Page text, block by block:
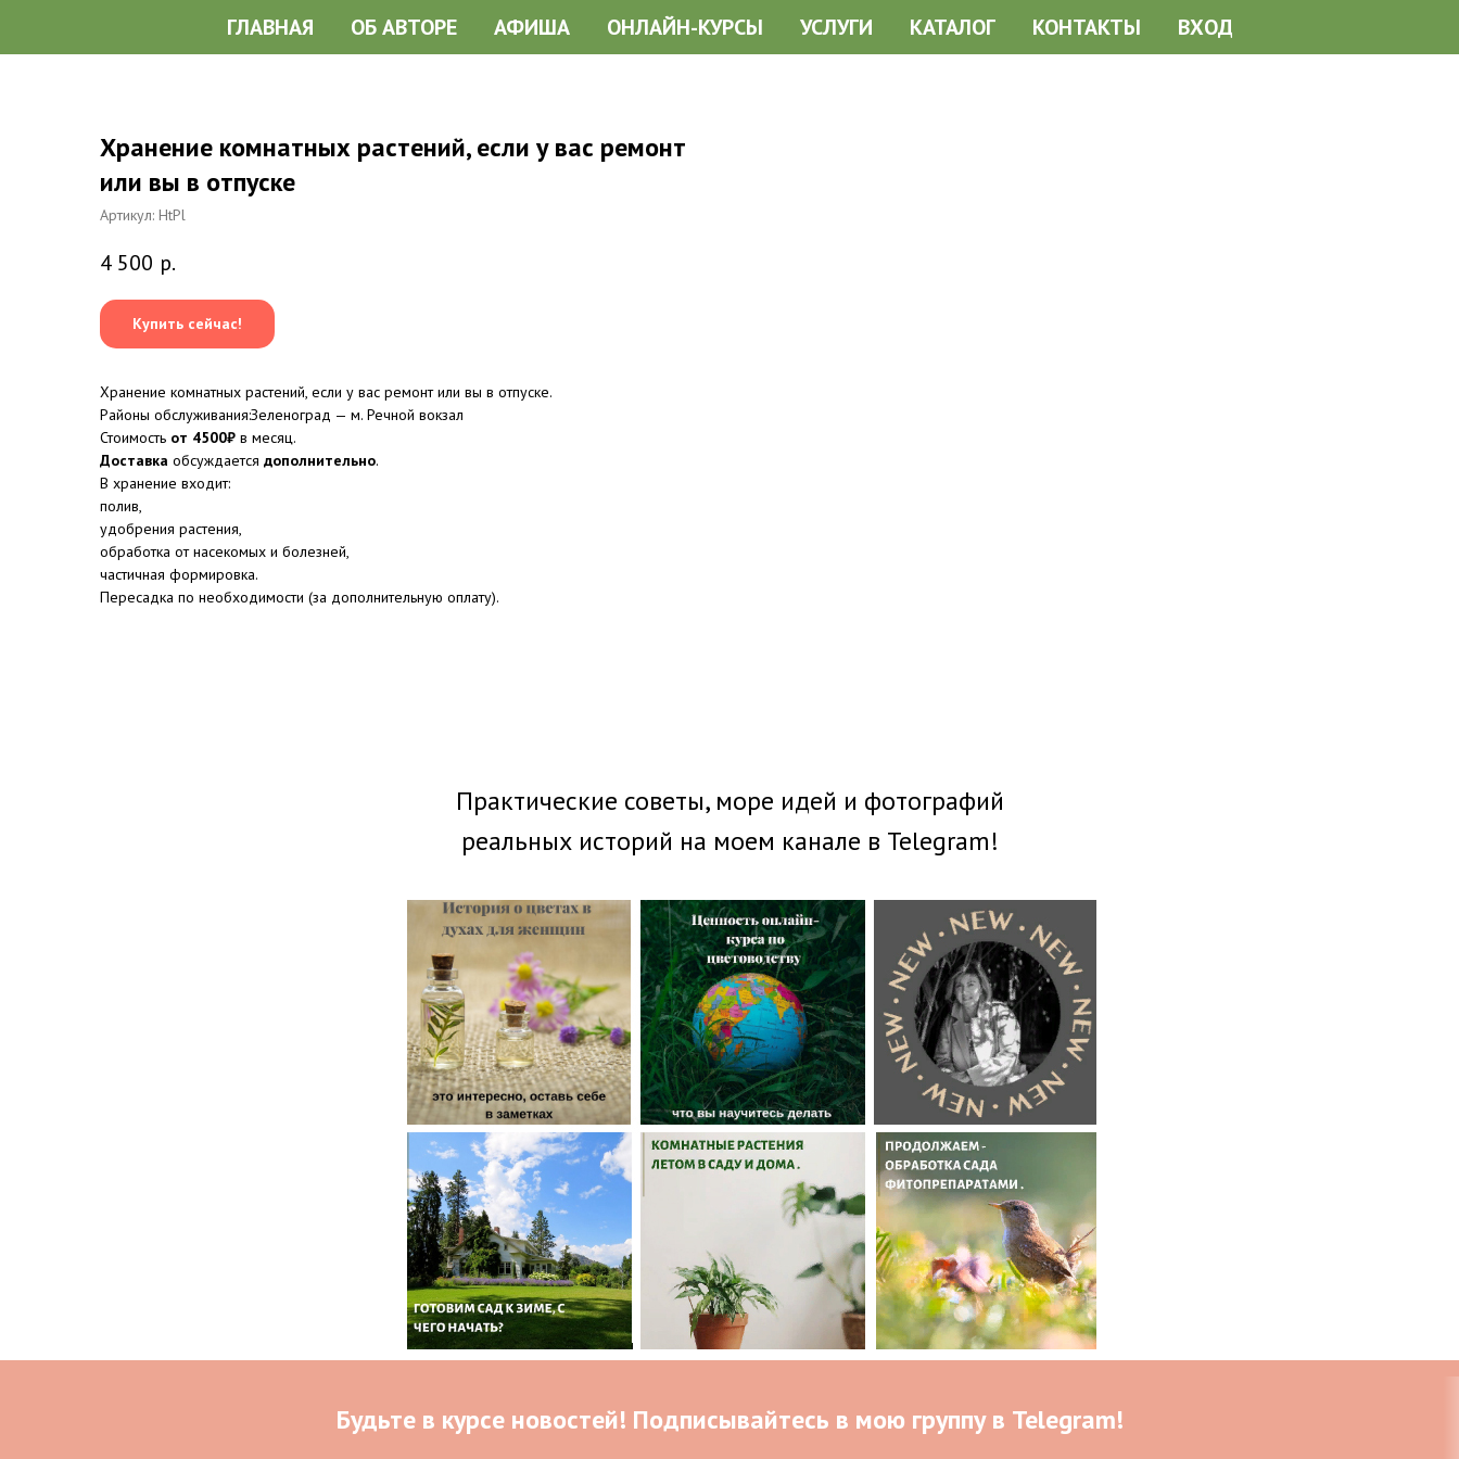
ГЛАВНАЯ ОБ АВТОРЕ АФИША ОНЛАЙН-КУРСЫ УСЛУГИ КАТАЛОГ КОНТАКТЫ ВХОД
Хранение комнатных растений, если у вас ремонт
или вы в отпуске
Артикул: HtPl
4 500 р.
Купить сейчас!
Хранение комнатных растений, если у вас ремонт или вы в отпуске.
Районы обслуживания:Зеленоград — м. Речной вокзал
Стоимость от 4500₽ в месяц.
Доставка обсуждается дополнительно.
В хранение входит:
полив,
удобрения растения,
обработка от насекомых и болезней,
частичная формировка.
Пересадка по необходимости (за дополнительную оплату).
Практические советы, море идей и фотографий
реальных историй на моем канале в Telegram!
Будьте в курсе новостей! Подписывайтесь в мою группу в Telegram!